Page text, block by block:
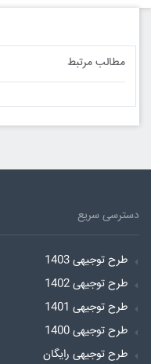
مطالب مرتبط
دسترسی سریع
طرح توجیهی 1403
طرح توجیهی 1402
طرح توجیهی 1401
طرح توجیهی 1400
طرح توجیهی رایگان